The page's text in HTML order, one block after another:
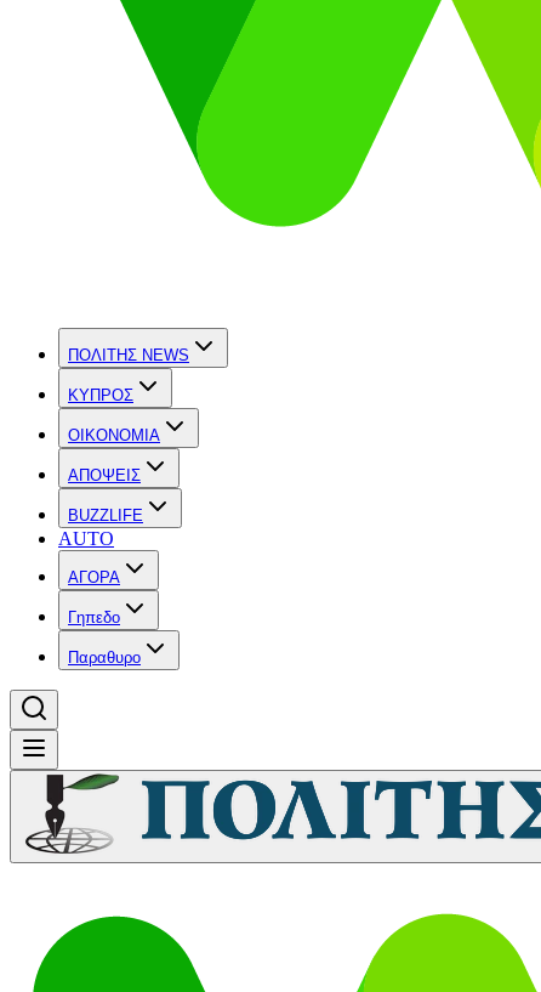
ΠΟΛΙΤΗΣ NEWS
ΚΥΠΡΟΣ
OIKONOMIA
ΑΠΟΨΕΙΣ
BUZZLIFE
AUTO
ΑΓΟΡΑ
Γηπεδο
Παραθυρο